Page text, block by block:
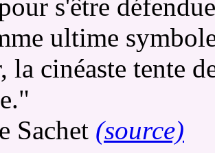
s'être
ultime
la cinéaste tente
Sachet (source)